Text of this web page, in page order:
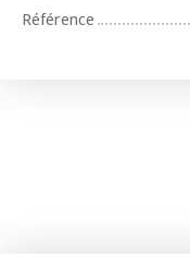
Référence